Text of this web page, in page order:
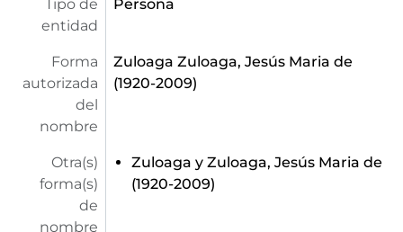
Tipo de
entidad
Persona
Forma
autorizada
del
nombre
Zuloaga Zuloaga, Jesús Maria de
(1920-2009)
Otra(s)
forma(s)
de
nombre
Zuloaga y Zuloaga, Jesús Maria de
(1920-2009)